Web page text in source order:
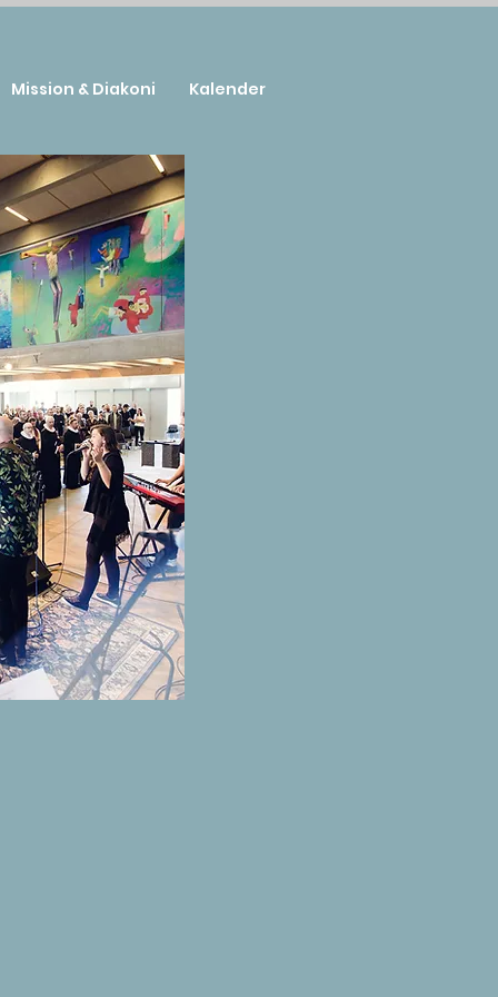
Mission & Diakoni Kalender